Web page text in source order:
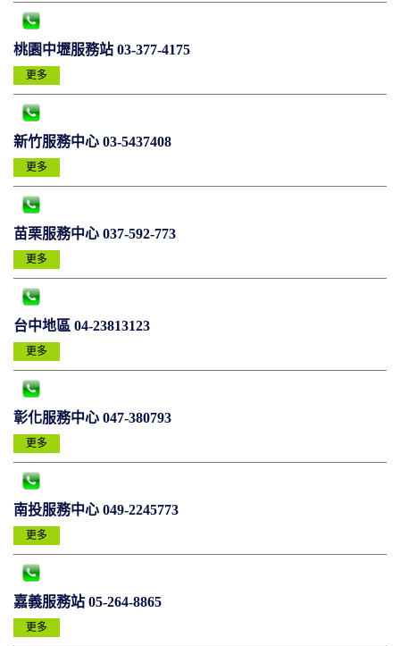
桃園中壢服務站 03-377-4175
更多
新竹服務中心 03-5437408
更多
苗栗服務中心 037-592-773
更多
台中地區 04-23813123
更多
彰化服務中心 047-380793
更多
南投服務中心 049-2245773
更多
嘉義服務站 05-264-8865
更多